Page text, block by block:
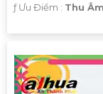
️ƒ Ưu Điểm : Thu